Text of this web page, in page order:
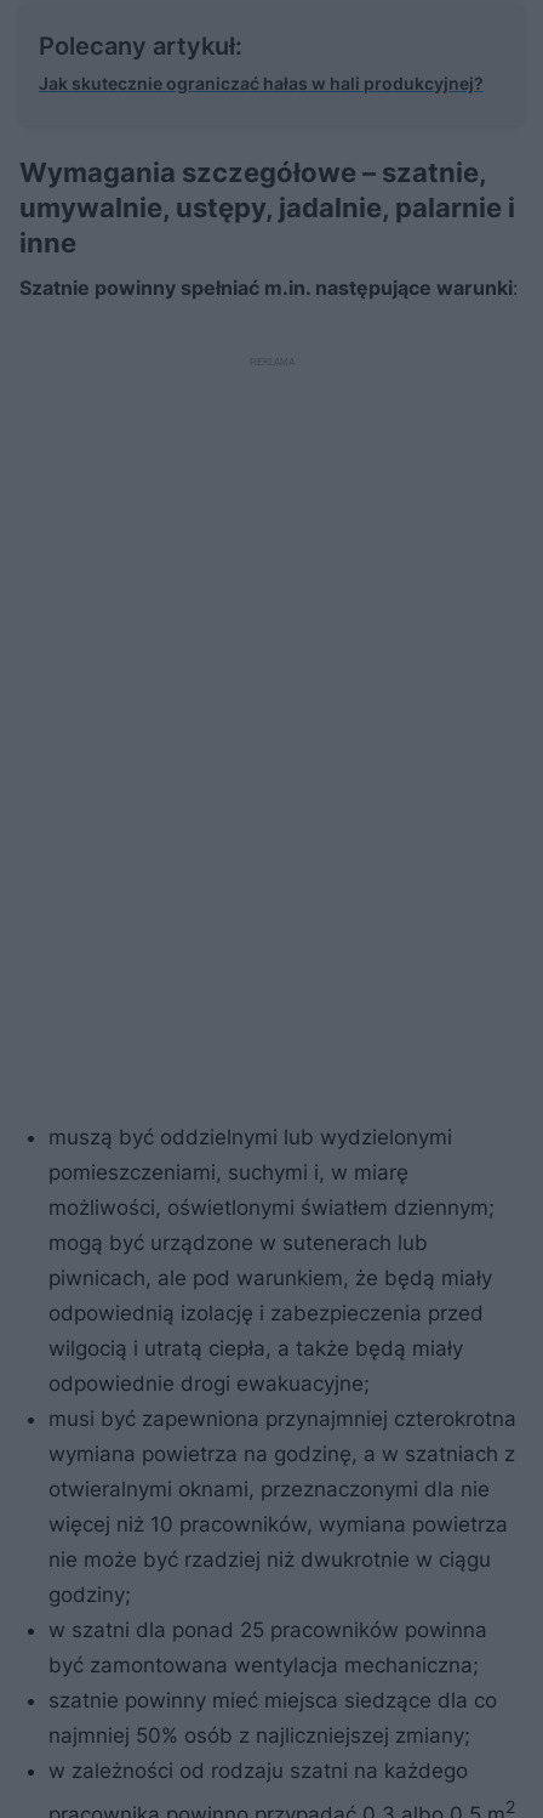
Polecany artykuł:
Jak skutecznie ograniczać hałas w hali produkcyjnej?
Wymagania szczegółowe – szatnie,
umywalnie, ustępy, jadalnie, palarnie i
inne
Szatnie powinny spełniać m.in. następujące warunki:
muszą być oddzielnymi lub wydzielonymi
pomieszczeniami, suchymi i, w miarę
możliwości, oświetlonymi światłem dziennym;
mogą być urządzone w sutenerach lub
piwnicach, ale pod warunkiem, że będą miały
odpowiednią izolację i zabezpieczenia przed
wilgocią i utratą ciepła, a także będą miały
odpowiednie drogi ewakuacyjne;
musi być zapewniona przynajmniej czterokrotna
wymiana powietrza na godzinę, a w szatniach z
otwieralnymi oknami, przeznaczonymi dla nie
więcej niż 10 pracowników, wymiana powietrza
nie może być rzadziej niż dwukrotnie w ciągu
godziny;
w szatni dla ponad 25 pracowników powinna
być zamontowana wentylacja mechaniczna;
szatnie powinny mieć miejsca siedzące dla co
najmniej 50% osób z najliczniejszej zmiany;
w zależności od rodzaju szatni na każdego
2